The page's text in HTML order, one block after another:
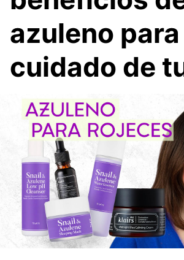
azuleno
cuidado de